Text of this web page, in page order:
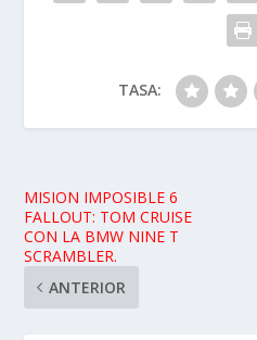
TASA:
MISION IMPOSIBLE 6
FALLOUT: TOM CRUISE
CON LA BMW NINE T
SCRAMBLER.
ANTERIOR